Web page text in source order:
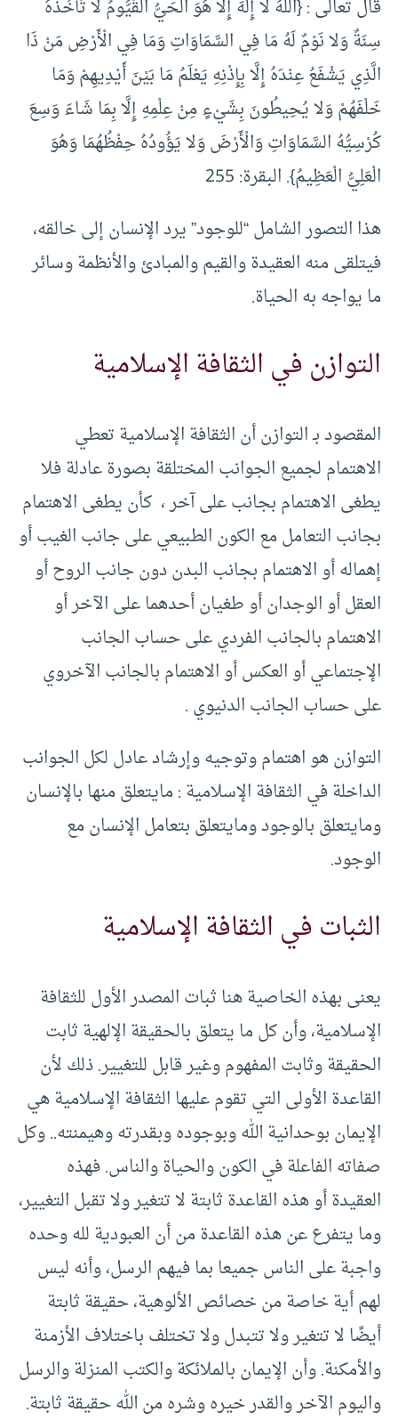
قال تعالى : {اللَّهُ لا إِلَهَ إِلَّا هُوَ الْحَيُّ الْقَيُّومُ لا تَأْخُذُهُ
سِنَةٌ وَلا نَوْمٌ لَهُ مَا فِي السَّمَاوَاتِ وَمَا فِي الْأَرْضِ مَنْ ذَا
الَّذِي يَشْفَعُ عِنْدَهُ إِلَّا بِإِذْنِهِ يَعْلَمُ مَا بَيْنَ أَيْدِيهِمْ وَمَا
خَلْفَهُمْ وَلا يُحِيطُونَ بِشَيْءٍ مِنْ عِلْمِهِ إِلَّا بِمَا شَاءَ وَسِعَ
كُرْسِيُّهُ السَّمَاوَاتِ وَالْأَرْضَ وَلا يَؤُودُهُ حِفْظُهُمَا وَهُوَ
الْعَلِيُّ الْعَظِيمُ}. البقرة: 255
هذا التصور الشامل “للوجود” يرد الإنسان إلى خالقه،
فيتلقى منه العقيدة والقيم والمبادئ والأنظمة وسائر
ما يواجه به الحياة.
التوازن في الثقافة الإسلامية
المقصود بـ التوازن أن الثقافة الإسلامية تعطي
الاهتمام لجميع الجوانب المختلقة بصورة عادلة فلا
يطغى الاهتمام بجانب على آخر ، كأن يطغى الاهتمام
بجانب التعامل مع الكون الطبيعي على جانب الغيب أو
إهماله أو الاهتمام بجانب البدن دون جانب الروح أو
العقل أو الوجدان أو طغيان أحدهما على الآخر أو
الاهتمام بالجانب الفردي على حساب الجانب
الإجتماعي أو العكس أو الاهتمام بالجانب الآخروي
على حساب الجانب الدنيوي .
التوازن هو اهتمام وتوجيه وإرشاد عادل لكل الجوانب
الداخلة في الثقافة الإسلامية : مايتعلق منها بالإنسان
ومايتعلق بالوجود ومايتعلق بتعامل الإنسان مع
الوجود.
الثبات في الثقافة الإسلامية
يعنى بهذه الخاصية هنا ثبات المصدر الأول للثقافة
الإسلامية، وأن كل ما يتعلق بالحقيقة الإلهية ثابت
الحقيقة وثابت المفهوم وغير قابل للتغيير. ذلك لأن
القاعدة الأولى التي تقوم عليها الثقافة الإسلامية هي
الإيمان بوحدانية الله وبوجوده وبقدرته وهيمنته.. وكل
صفاته الفاعلة في الكون والحياة والناس. فهذه
العقيدة أو هذه القاعدة ثابتة لا تتغير ولا تقبل التغيير،
وما يتفرع عن هذه القاعدة من أن العبودية لله وحده
واجبة على الناس جميعا بما فيهم الرسل، وأنه ليس
لهم أية خاصة من خصائص الألوهية، حقيقة ثابتة
أيضًا لا تتغير ولا تتبدل ولا تختلف باختلاف الأزمنة
والأمكنة. وأن الإيمان بالملائكة والكتب المنزلة والرسل
واليوم الآخر والقدر خيره وشره من الله حقيقة ثابتة.